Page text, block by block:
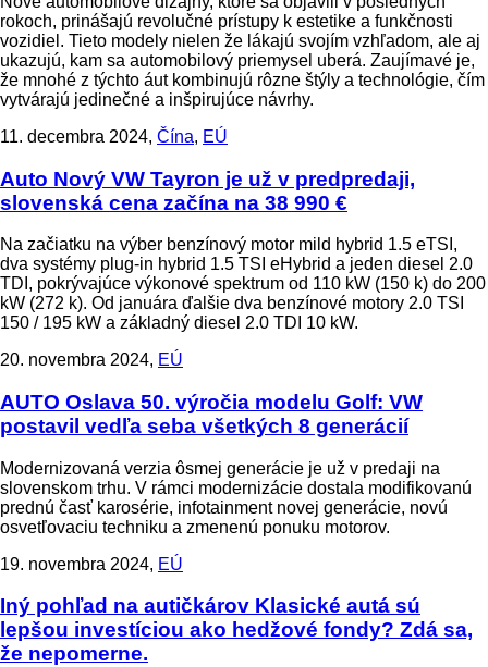
rokoch, prinášajú revolučné prístupy k estetike a funkčnosti
vozidiel. Tieto modely nielen že lákajú svojím vzhľadom, ale aj
ukazujú, kam sa automobilový priemysel uberá. Zaujímavé je,
že mnohé z týchto áut kombinujú rôzne štýly a technológie, čím
vytvárajú jedinečné a inšpirujúce návrhy.
11. decembra 2024, Čína, EÚ
Auto Nový VW Tayron je už v predpredaji,
slovenská cena začína na 38 990 €
Na začiatku na výber benzínový motor mild hybrid 1.5 eTSI,
dva systémy plug-in hybrid 1.5 TSI eHybrid a jeden diesel 2.0
TDI, pokrývajúce výkonové spektrum od 110 kW (150 k) do 200
kW (272 k). Od januára ďalšie dva benzínové motory 2.0 TSI
150 / 195 kW a základný diesel 2.0 TDI 10 kW.
20. novembra 2024, EÚ
AUTO Oslava 50. výročia modelu Golf: VW
postavil vedľa seba všetkých 8 generácií
Modernizovaná verzia ôsmej generácie je už v predaji na
slovenskom trhu. V rámci modernizácie dostala modifikovanú
prednú časť karosérie, infotainment novej generácie, novú
osvetľovaciu techniku a zmenenú ponuku motorov.
19. novembra 2024, EÚ
Iný pohľad na autičkárov Klasické autá sú
lepšou investíciou ako hedžové fondy? Zdá sa,
že nepomerne.